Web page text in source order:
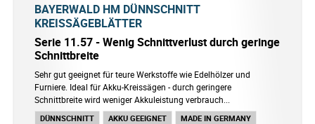
BAYERWALD HM DÜNNSCHNITT
KREISSÄGEBLÄTTER
Serie 11.57 - Wenig Schnittverlust durch geringe
Schnittbreite
Sehr gut geeignet für teure Werkstoffe wie Edelhölzer und
Furniere. Ideal für Akku-Kreissägen - durch geringere
Schnittbreite wird weniger Akkuleistung verbrauch...
DÜNNSCHNITT AKKU GEEIGNET
MADE IN GERMANY